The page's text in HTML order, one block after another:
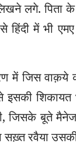
लिखने लगे.
हिंदी में भी
में जिस वाक़ये
इसकी
जिसके बूते
सख़्त रवैया